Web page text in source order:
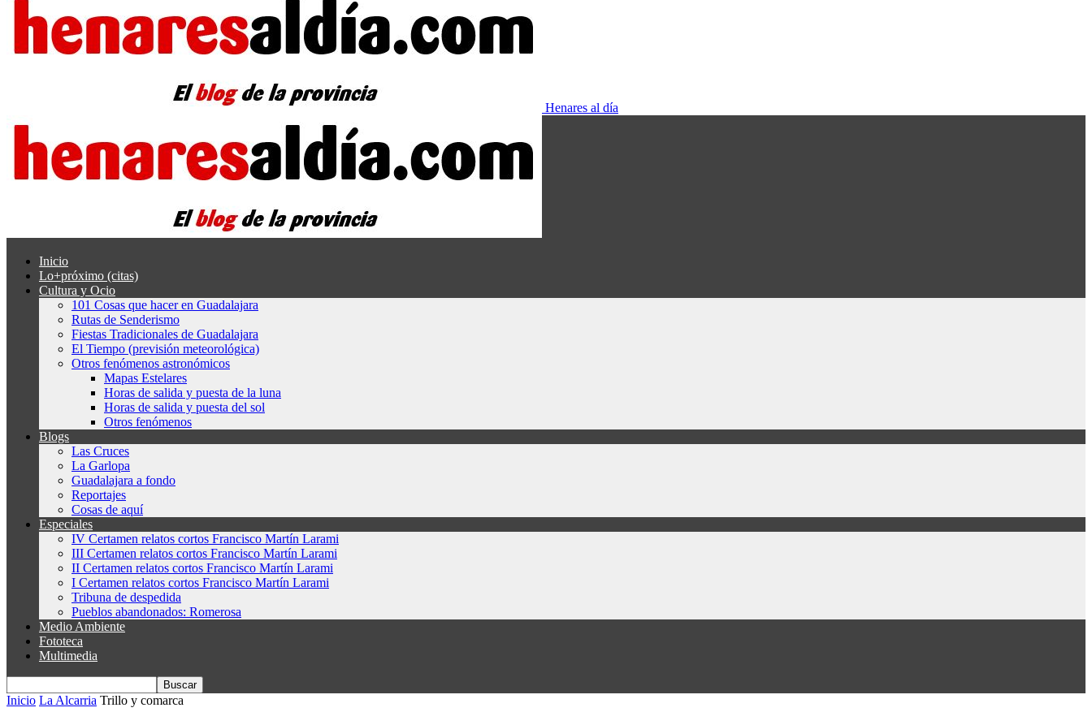
Henares al día
Inicio
Lo+próximo (citas)
Cultura y Ocio
101 Cosas que hacer en Guadalajara
Rutas de Senderismo
Fiestas Tradicionales de Guadalajara
El Tiempo (previsión meteorológica)
Otros fenómenos astronómicos
Mapas Estelares
Horas de salida y puesta de la luna
Horas de salida y puesta del sol
Otros fenómenos
Blogs
Las Cruces
La Garlopa
Guadalajara a fondo
Reportajes
Cosas de aquí
Especiales
IV Certamen relatos cortos Francisco Martín Larami
III Certamen relatos cortos Francisco Martín Larami
II Certamen relatos cortos Francisco Martín Larami
I Certamen relatos cortos Francisco Martín Larami
Tribuna de despedida
Pueblos abandonados: Romerosa
Medio Ambiente
Fototeca
Multimedia
Inicio La Alcarria Trillo y comarca